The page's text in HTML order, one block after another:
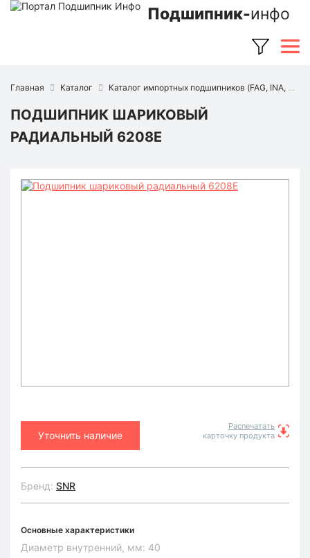
Подшипник-инфо
Главная Каталог Каталог импортных подшипников (FAG, INA, SKF, NSK, Timken и др.)
ПОДШИПНИК ШАРИКОВЫЙ
РАДИАЛЬНЫЙ 6208E
Уточнить наличие
Распечатать
карточку продукта
Бренд: SNR
Основные характеристики
Диаметр внутренний, мм: 40